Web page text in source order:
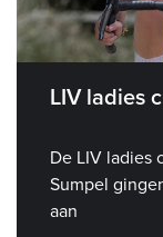
LIV ladies
De LIV ladies
Sumpel
aan